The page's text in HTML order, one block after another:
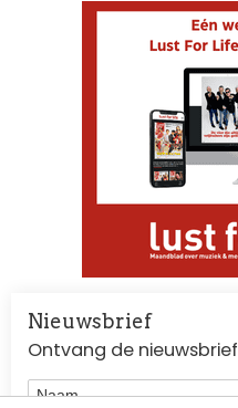
Nieuwsbrief
Ontvang de nieuwsbrief
Naam